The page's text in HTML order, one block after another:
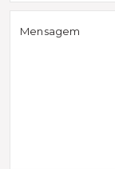
Mensagem